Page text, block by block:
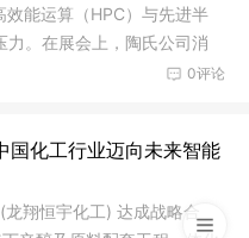
能运算（HPC）与先进半
。在展会上，陶氏公司消
表示：“台湾市场是全球半
Cooling Science”平台如何
键领域提供创新材料解决
战，推动更稳定、更高效且
0评论
化工行业迈向未来智能
翔恒宇化工) 达成战略合